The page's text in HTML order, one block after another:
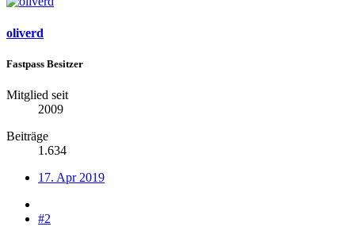
oliverd
Fastpass Besitzer
Mitglied seit
2009
Beiträge
1.634
17. Apr 2019
#2